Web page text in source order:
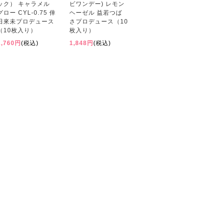
ク） キャラメル
ロー CYL-0.75 倖
來未プロデュース
10枚入り）
円 (税込)
ビワンデー) レモン
ヘーゼル 益若つば
さプロデュース（10
枚入り）
1,848円 (税込)